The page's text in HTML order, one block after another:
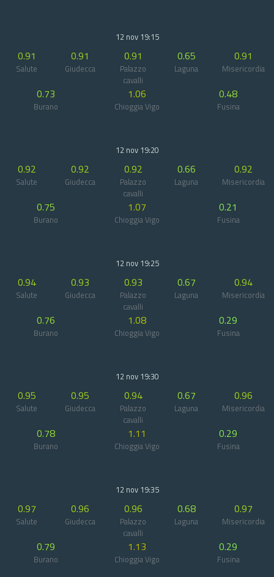
12 nov 19:15
0.91
Salute
0.91
Giudecca
0.91
Palazzo
cavalli
0.65
Laguna
0.91
Misericordia
0.73
Burano
1.06
Chioggia Vigo
0.48
Fusina
12 nov 19:20
0.92
Salute
0.92
Giudecca
0.92
Palazzo
cavalli
0.66
Laguna
0.92
Misericordia
0.75
Burano
1.07
Chioggia Vigo
0.21
Fusina
12 nov 19:25
0.94
Salute
0.93
Giudecca
0.93
Palazzo
cavalli
0.67
Laguna
0.94
Misericordia
0.76
Burano
1.08
Chioggia Vigo
0.29
Fusina
12 nov 19:30
0.95
Salute
0.95
Giudecca
0.94
Palazzo
cavalli
0.67
Laguna
0.96
Misericordia
0.78
Burano
1.11
Chioggia Vigo
0.29
Fusina
12 nov 19:35
0.97
Salute
0.96
Giudecca
0.96
Palazzo
cavalli
0.68
Laguna
0.97
Misericordia
0.79
Burano
1.13
Chioggia Vigo
0.29
Fusina